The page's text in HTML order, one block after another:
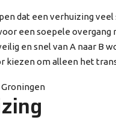
dat een verhuizing
een soepele overgang
en snel van A naar B
kiezen om alleen het